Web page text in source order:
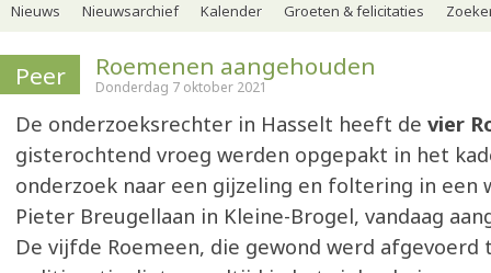
Nieuws Nieuwsarchief Kalender Groeten & felicitaties
Peer Roemenen aangehouden
Donderdag 7 oktober 2021
De onderzoeksrechter in Hasselt heeft de vier
gisterochtend vroeg werden opgepakt in het
onderzoek naar een gijzeling en foltering in een
Pieter Breugellaan in Kleine-Brogel, vandaag
De vijfde Roemeen, die gewond werd afgevoerd